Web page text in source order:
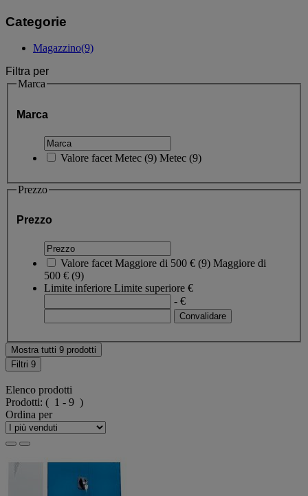
Categorie
Magazzino(9)
Filtra per
Marca
Marca
Valore facet Metec (9) Metec (9)
Prezzo
Prezzo
Valore facet Maggiore di 500 € (9) Maggiore di
500 € (9)
Limite inferiore Limite superiore €
- €
Mostra tutti 9 prodotti
Filtri 9
Elenco prodotti
Prodotti: ( 1 - 9 )
Ordina per